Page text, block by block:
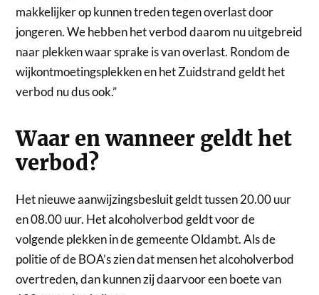
makkelijker op kunnen treden tegen overlast door
jongeren. We hebben het verbod daarom nu uitgebreid
naar plekken waar sprake is van overlast. Rondom de
wijkontmoetingsplekken en het Zuidstrand geldt het
verbod nu dus ook.”
Waar en wanneer geldt het
verbod?
Het nieuwe aanwijzingsbesluit geldt tussen 20.00 uur
en 08.00 uur. Het alcoholverbod geldt voor de
volgende plekken in de gemeente Oldambt. Als de
politie of de BOA’s zien dat mensen het alcoholverbod
overtreden, dan kunnen zij daarvoor een boete van